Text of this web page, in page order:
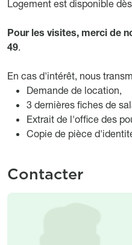
Logement est disponible
Pour les visites, merci de
49.
En cas d'intérêt, nous
Demande de location,
3 dernières fiches de
Extrait de l'office des
Copie de pièce
Contacter